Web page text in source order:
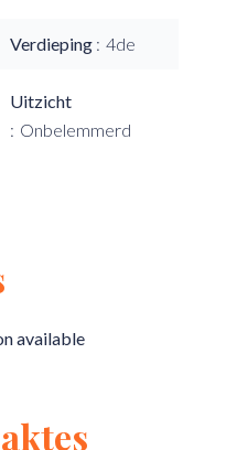
Verdieping 4de
Uitzicht
Onbelemmerd
available